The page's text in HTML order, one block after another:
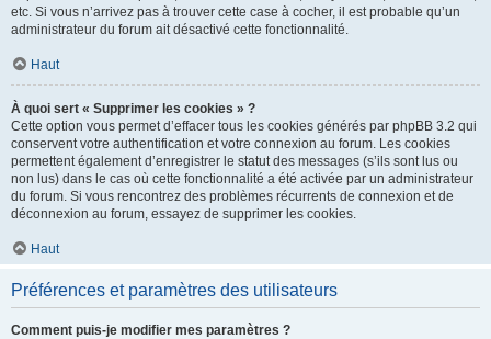
etc. Si vous n’arrivez pas à trouver cette case à cocher, il est probable qu’un
administrateur du forum ait désactivé cette fonctionnalité.
Haut
À quoi sert « Supprimer les cookies » ?
Cette option vous permet d’effacer tous les cookies générés par phpBB 3.2 qui
conservent votre authentification et votre connexion au forum. Les cookies
permettent également d’enregistrer le statut des messages (s’ils sont lus ou
non lus) dans le cas où cette fonctionnalité a été activée par un administrateur
du forum. Si vous rencontrez des problèmes récurrents de connexion et de
déconnexion au forum, essayez de supprimer les cookies.
Haut
Préférences et paramètres des utilisateurs
Comment puis-je modifier mes paramètres ?